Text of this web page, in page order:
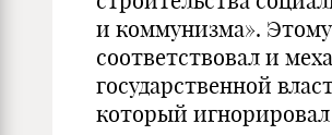
и коммунизма». Этому
соответствовал и
государственной
который игнорировал